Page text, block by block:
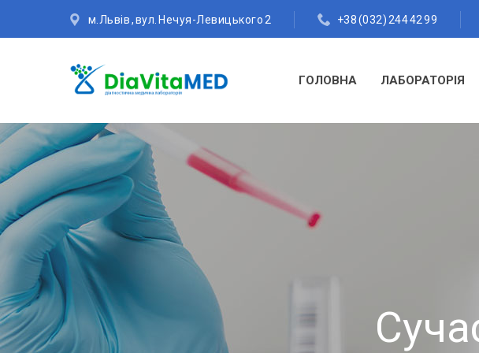
м.Львів , вул. Нечуя-Левицького 2 +38 (032) 244 42 99
ГОЛОВНА ЛАБОРАТОРІЯ
Консультації
Гінеколог.